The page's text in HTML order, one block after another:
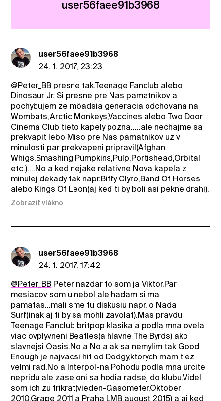
user56faee91b3968
user56faee91b3968
24. 1. 2017, 23:23
@Peter_BB presne tak.Teenage Fanclub alebo
Dinosaur Jr. Si presne pre Nas pamatnikov a
pochybujem ze möadsia generacia odchovana na
Wombats,Arctic Monkeys,Vaccines alebo Two Door
Cinema Club tieto kapely pozna.....ale nechajme sa
prekvapit lebo Miso pre Nas pamatnikov uz v
minulosti par prekvapeni pripravil(Afghan
Whigs,Smashing Pumpkins,Pulp,Portishead,Orbital
etc.)....No a ked nejake relativne Nova kapela z
minulej dekady tak napr.Biffy Clyro,Band Of Horses
alebo Kings Of Leon(aj keď ti by boli asi pekne drahi).
Zobraziť vlákno
user56faee91b3968
24. 1. 2017, 17:42
@Peter_BB Peter nazdar to som ja Viktor.Par
mesiacov som u nebol ale hadam si ma
pamatas...mali sme tu diskusiu napr. o Nada
Surf(inak aj ti by sa mohli zavolat).Mas pravdu
Teenage Fanclub britpop klasika a podla mna ovela
viac ovplyvneni Beatles(a hlavne The Byrds) ako
slavnejsi Oasis.No a No a ak sa nemylim tak Good
Enough je najvacsi hit od Dodgy,ktorych mam tiez
velmi rad.No a Interpol-na Pohodu podla mna urcite
nepridu ale zase oni sa hodia radsej do klubu.Videl
som ich zu trikrat(vieden-Gasometer,Oktober
2010,Grape 2011 a Praha LMB,august 2015) a aj ked